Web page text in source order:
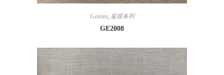
Gemini, 星座系列
GE2008